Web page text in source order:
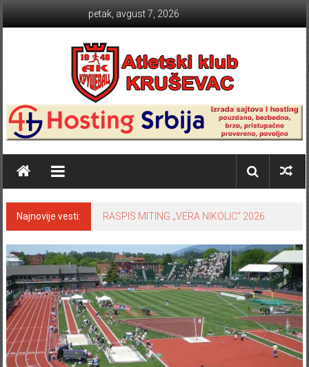
petak, avgust 7, 2026
Atletski klub KRUŠEVAC
Najnovije vesti: RASPIS MITING „VERA NIKOLIC“ 2026